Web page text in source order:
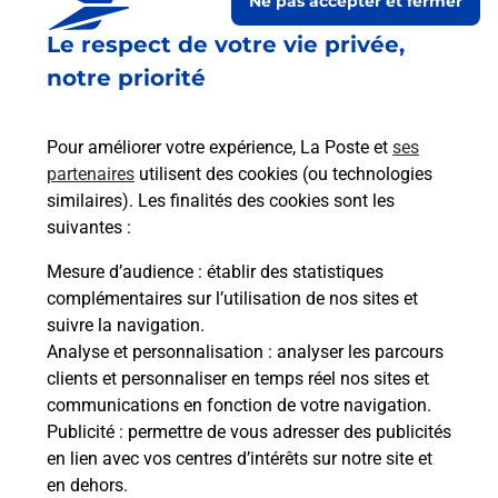
Le respect de votre vie privée,
notre priorité
Pour améliorer votre expérience, La Poste et ses
partenaires utilisent des cookies (ou technologies
similaires). Les finalités des cookies sont les
suivantes :
Mesure d’audience : établir des statistiques
complémentaires sur l’utilisation de nos sites et
suivre la navigation.
Analyse et personnalisation : analyser les parcours
clients et personnaliser en temps réel nos sites et
communications en fonction de votre navigation.
Publicité : permettre de vous adresser des publicités
en lien avec vos centres d’intérêts sur notre site et
en dehors.
Prochaine collecte du courrierlundià 08h00
21 Grande Rue
10210 Turgy
Itinéraire
Le lien s'ouvre dans un nouvel onglet